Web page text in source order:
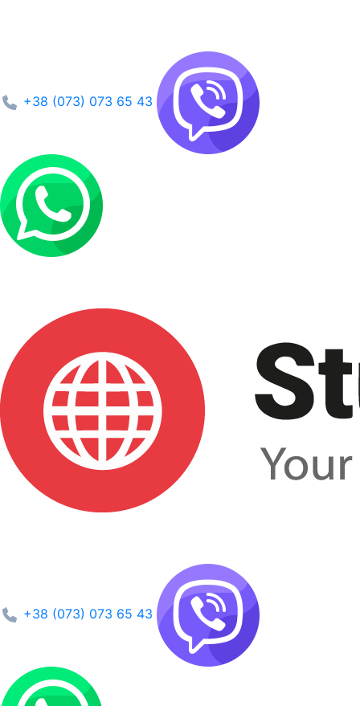
+38 (073) 073 65 43
+38 (073) 073 65 43